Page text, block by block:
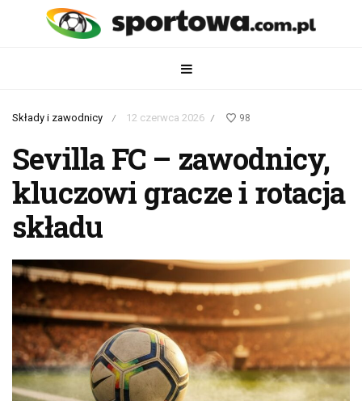
Składy i zawodnicy / 12 czerwca 2026 / 98
Sevilla FC – zawodnicy,
kluczowi gracze i rotacja
składu